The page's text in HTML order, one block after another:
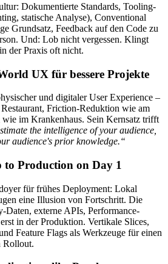
Dokumentierte Standards, Tooling-
statische Analyse), Conventional
Grundsatz, Feedback auf den Code zu
Und: Lob nicht vergessen. Klingt
der Praxis oft nicht.
UX für bessere Projekte
und digitaler User Experience –
Friction-Reduktion wie am
im Krankenhaus. Sein Kernsatz trifft
the intelligence of your audience,
audience's prior knowledge.“
Production on Day 1
für frühes Deployment: Lokal
eine Illusion von Fortschritt. Die
Daten, externe APIs, Performance-
in der Produktion. Vertikale Slices,
Feature Flags als Werkzeuge für einen
Rollout.